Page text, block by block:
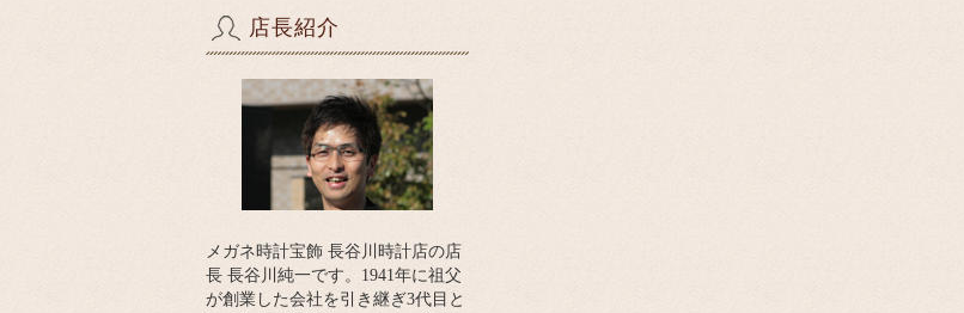
店長紹介
メガネ時計宝飾 長谷川時計店の店
長 長谷川純一です。1941年に祖父
が創業した会社を引き継ぎ3代目と